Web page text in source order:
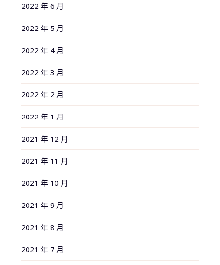
2022 年 6 月
2022 年 5 月
2022 年 4 月
2022 年 3 月
2022 年 2 月
2022 年 1 月
2021 年 12 月
2021 年 11 月
2021 年 10 月
2021 年 9 月
2021 年 8 月
2021 年 7 月